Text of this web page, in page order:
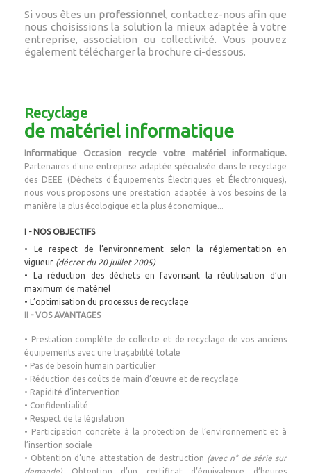
Si vous êtes un professionnel, contactez-nous afin que
nous choisissions la solution la mieux adaptée à votre
entreprise, association ou collectivité. Vous pouvez
également télécharger la brochure ci-dessous.
Recyclage
de matériel informatique
Informatique Occasion recycle votre matériel informatique.
Partenaires d'une entreprise adaptée spécialisée dans le recyclage
des DEEE (Déchets d'Équipements Électriques et Électroniques),
nous vous proposons une prestation adaptée à vos besoins de la
manière la plus écologique et la plus économique...
I - NOS OBJECTIFS
• Le respect de l’environnement selon la réglementation en
vigueur (décret du 20 juillet 2005)
• La réduction des déchets en favorisant la réutilisation d’un
maximum de matériel
• L’optimisation du processus de recyclage
II - VOS AVANTAGES
• Prestation complète de collecte et de recyclage de vos anciens
équipements avec une traçabilité totale
• Pas de besoin humain particulier
• Réduction des coûts de main d’œuvre et de recyclage
• Rapidité d’intervention
• Confidentialité
• Respect de la législation
• Participation concrète à la protection de l’environnement et à
l’insertion sociale
• Obtention d’une attestation de destruction (avec n° de série sur